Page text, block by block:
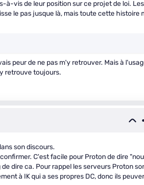
à-vis de leur position sur ce projet de loi. Les
le pas jusque là, mais toute cette histoire
peur de ne pas m'y retrouver. Mais à
retrouve toujours.
son discours.
C'est facile pour Proton de dire
dire ca. Pour rappel les serveurs Proton
à IK qui a ses propres DC, donc ils